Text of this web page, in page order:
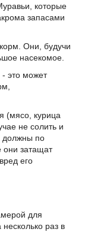
которые
запасами
Они, будучи
насекомое.
это может
(мясо, курица
не солить и
должны по
они затащат
его
для
раз в